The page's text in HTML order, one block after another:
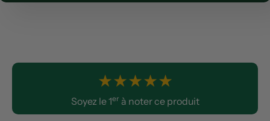
★★★★★
Soyez le 1er à noter ce produit